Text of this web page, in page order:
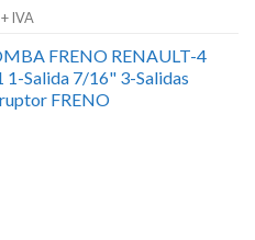
+ IVA
FRENO RENAULT-4
1-Salida 7/16" 3-Salidas
FRENO